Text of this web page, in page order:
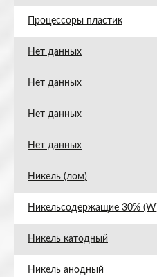
Процессоры пластик
Нет данных
Нет данных
Нет данных
Нет данных
Никель (лом)
Никельсодержащие 30%
Никель катодный
Никель анодный